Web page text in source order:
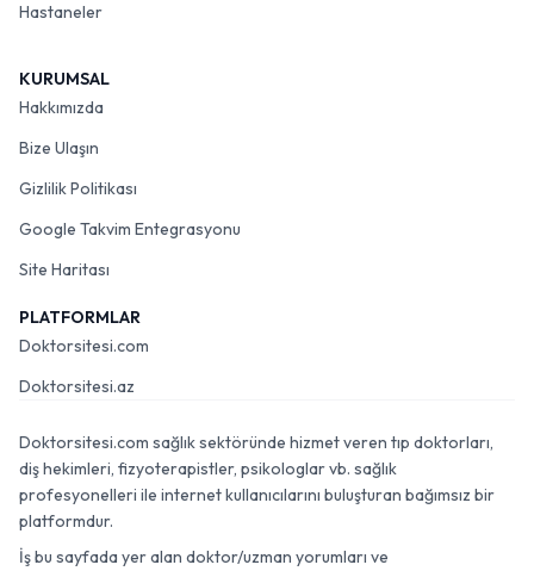
Hastaneler
KURUMSAL
Hakkımızda
Bize Ulaşın
Gizlilik Politikası
Google Takvim Entegrasyonu
Site Haritası
PLATFORMLAR
Doktorsitesi.com
Doktorsitesi.az
Doktorsitesi.com sağlık sektöründe hizmet veren tıp doktorları,
diş hekimleri, fizyoterapistler, psikologlar vb. sağlık
profesyonelleri ile internet kullanıcılarını buluşturan bağımsız bir
platformdur.
İş bu sayfada yer alan doktor/uzman yorumları ve